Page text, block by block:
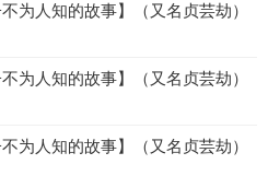
为人知的故事】（又名贞芸劫）
为人知的故事】（又名贞芸劫）
为人知的故事】（又名贞芸劫）